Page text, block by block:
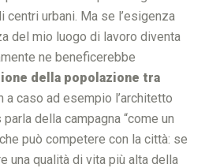
urbani. Ma se l’esigenza
del mio luogo di lavoro diventa
ne beneficerebbe
della popolazione tra
a caso ad esempio l’architetto
della campagna “come un
può competere con la città: se
una qualità di vita più alta della